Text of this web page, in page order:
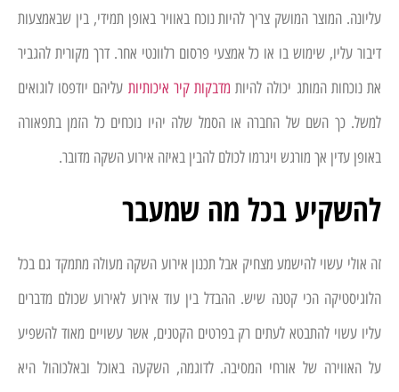
עליונה. המוצר המושק צריך להיות נוכח באוויר באופן תמידי, בין שבאמצעות
דיבור עליו, שימוש בו או כל אמצעי פרסום רלוונטי אחר. דרך מקורית להגביר
את נוכחות המותג יכולה להיות מדבקות קיר איכותיות עליהם יודפסו לוגואים
למשל. כך השם של החברה או הסמל שלה יהיו נוכחים כל הזמן בתפאורה
באופן עדין אך מורגש ויגרמו לכולם להבין באיזה אירוע השקה מדובר.
להשקיע בכל מה שמעבר
זה אולי עשוי להישמע מצחיק אבל תכנון אירוע השקה מעולה מתמקד גם בכל
הלוגיסטיקה הכי קטנה שיש. ההבדל בין עוד אירוע לאירוע שכולם מדברים
עליו עשוי להתבטא לעתים רק בפרטים הקטנים, אשר עשויים מאוד להשפיע
על האווירה של אורחי המסיבה. לדוגמה, השקעה באוכל ובאלכוהול היא